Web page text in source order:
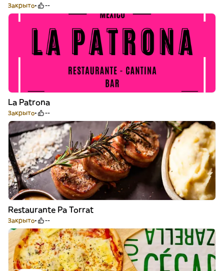
Закрыто --
La Patrona
Закрыто --
Restaurante Pa Torrat
Закрыто --